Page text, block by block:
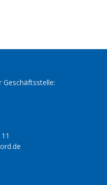
Geschäftsstelle: